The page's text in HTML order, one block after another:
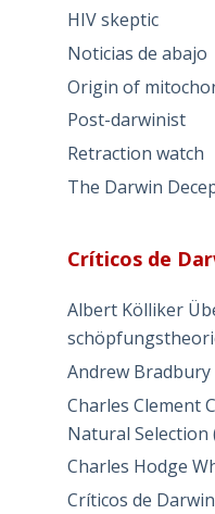
HIV skeptic
Noticias de abajo
Origin of
Post-darwinist
Retraction watch
The Darwin
Críticos de
Albert Kölliker
Andrew Bradbury
Charles Clement
Natural Selection
Charles Hodge
Críticos de